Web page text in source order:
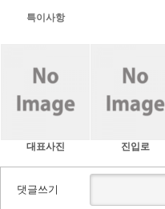
특이사항
대표사진 진입로
댓글쓰기